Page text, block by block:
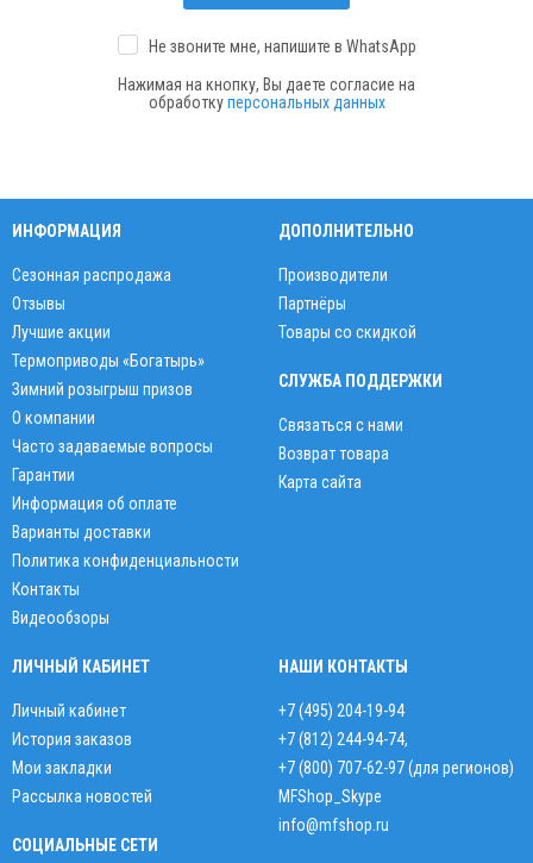
Не звоните мне, напишите в WhatsApp
Нажимая на кнопку, Вы даете согласие на
обработкуперсональных данных
ИНФОРМАЦИЯ
Сезонная распродажа
Отзывы
Лучшие акции
Термоприводы «Богатырь»
Зимний розыгрыш призов
О компании
Часто задаваемые вопросы
Гарантии
Информация об оплате
Варианты доставки
Политика конфиденциальности
Контакты
Видеообзоры
ДОПОЛНИТЕЛЬНО
Производители
Партнёры
Товары со скидкой
СЛУЖБА ПОДДЕРЖКИ
Связаться с нами
Возврат товара
Карта сайта
ЛИЧНЫЙ КАБИНЕТ
Личный кабинет
История заказов
Мои закладки
Рассылка новостей
СОЦИАЛЬНЫЕ СЕТИ
НАШИ КОНТАКТЫ
+7 (495) 204-19-94
+7 (812) 244-94-74,
+7 (800) 707-62-97 (для регионов)
MFShop_Skype
info@mfshop.ru